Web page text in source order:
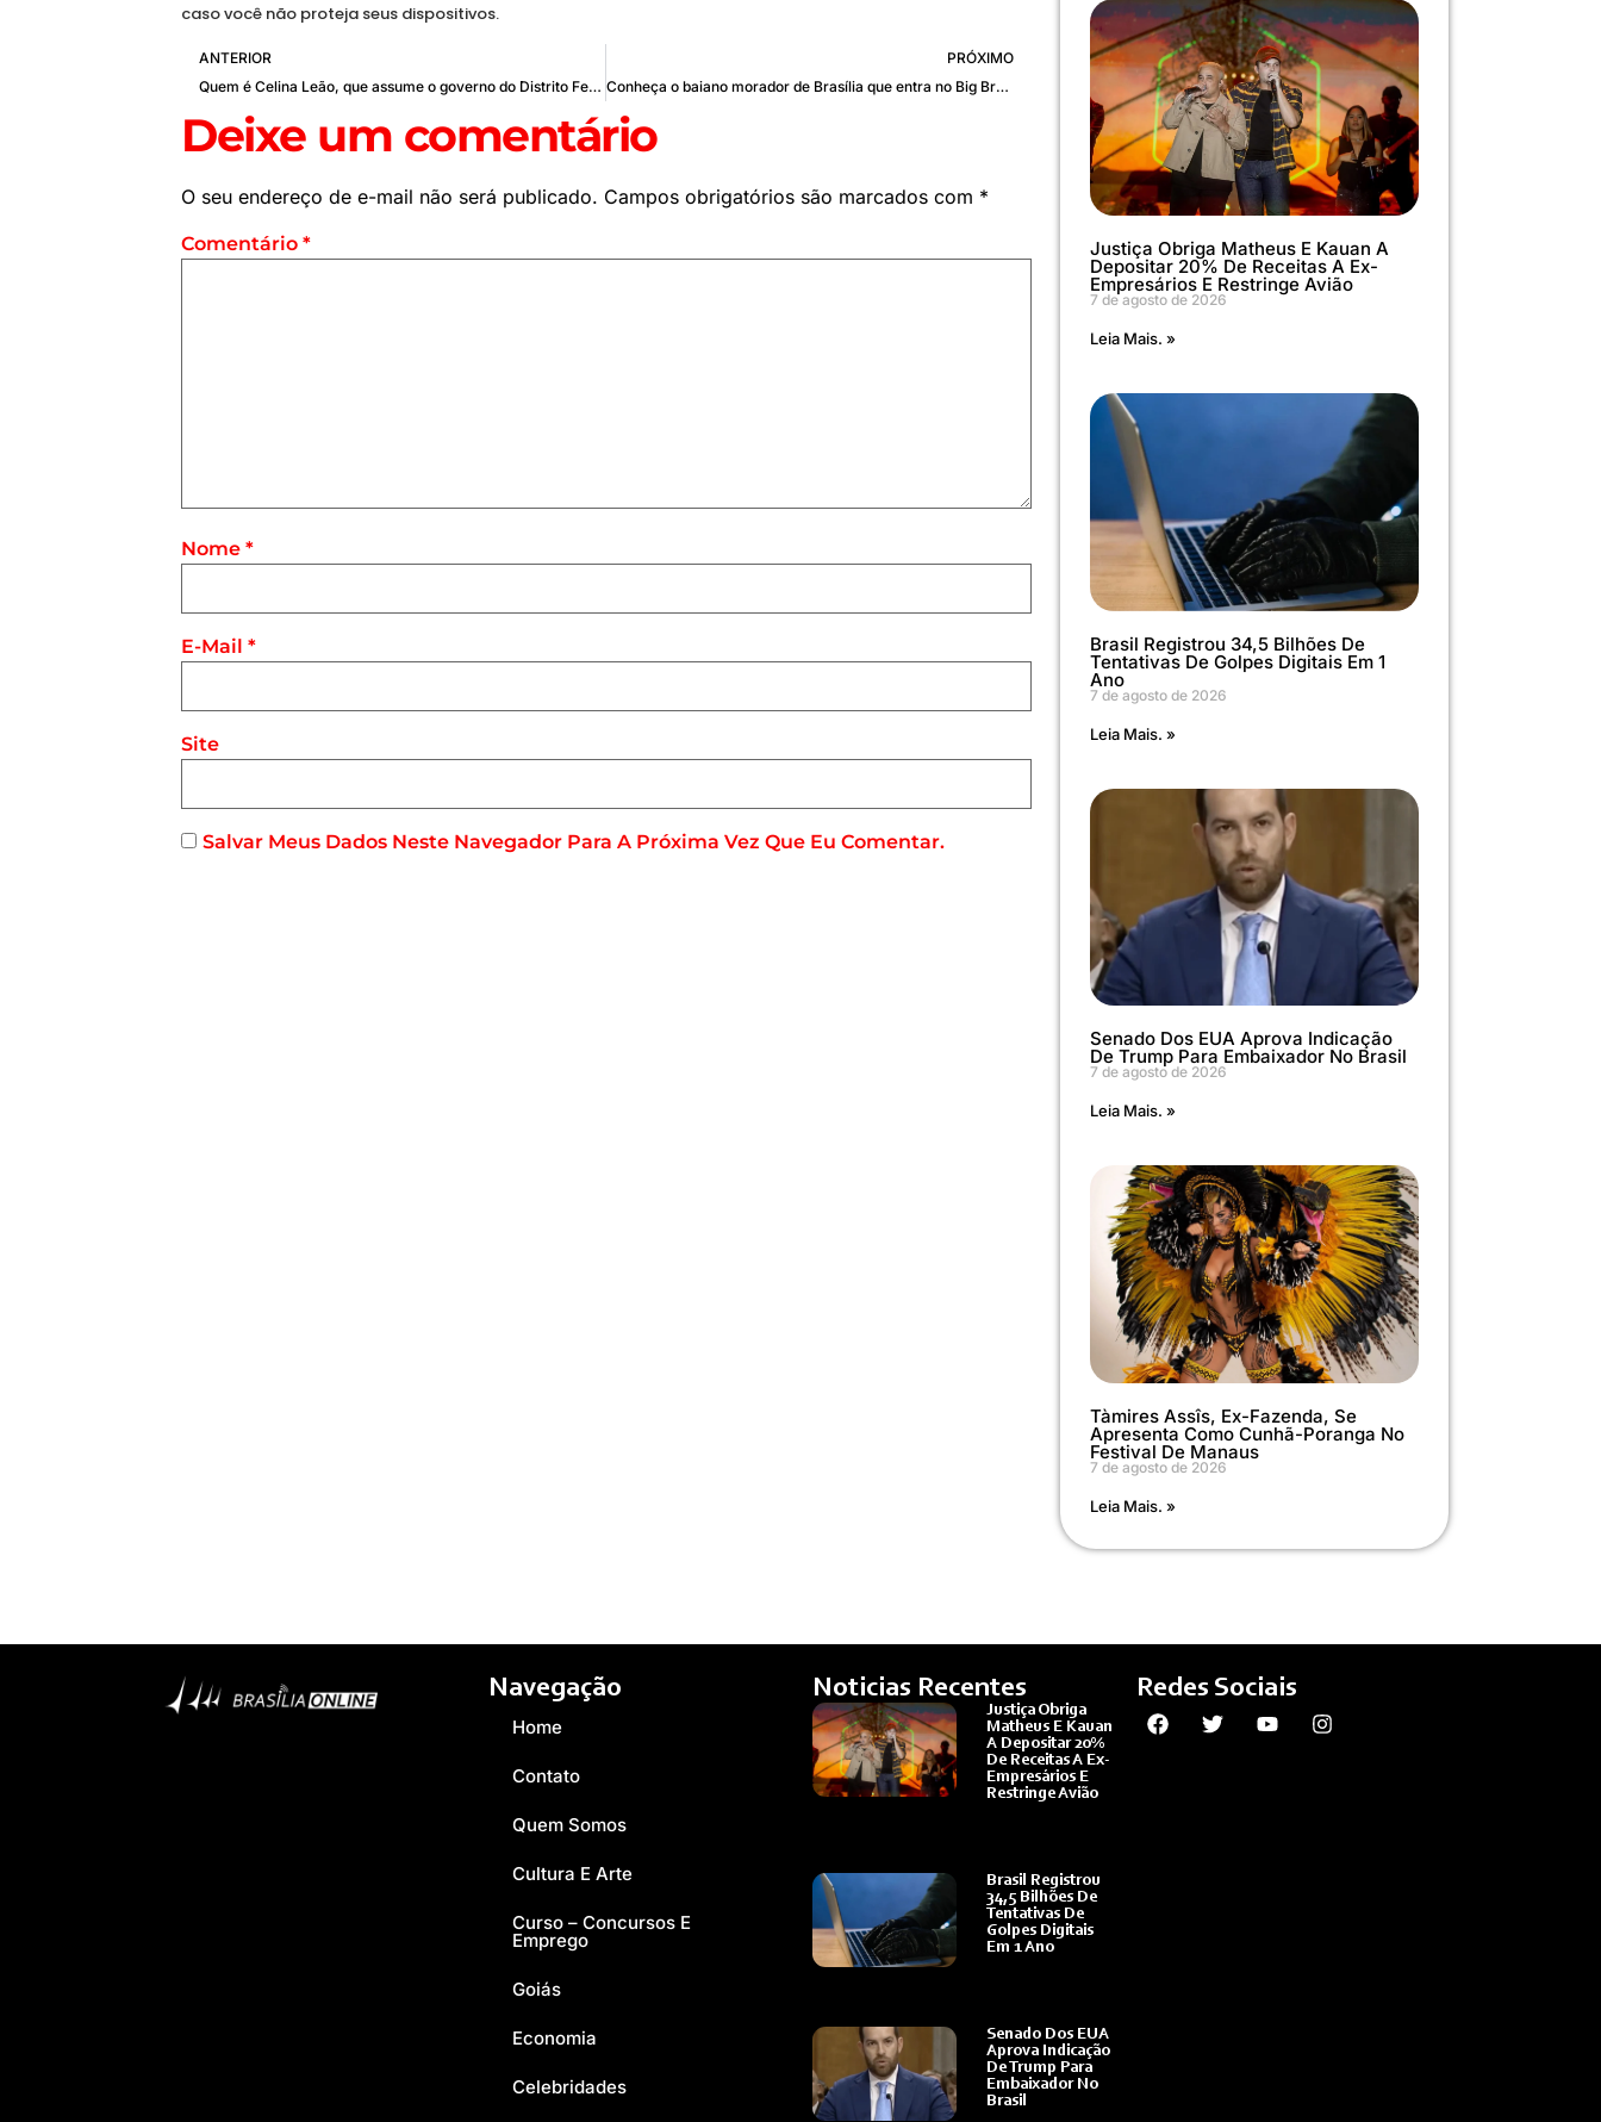
caso você não proteja seus dispositivos.
ANTERIOR
Quem é Celina Leão, que assume o governo do Distrito Federal
PRÓXIMO
Conheça o baiano morador de Brasília que entra no Big Brother Brasil 23
Deixe um comentário
O seu endereço de e-mail não será publicado. Campos obrigatórios são marcados com *
Comentário *
Nome *
E-Mail *
Site
Salvar Meus Dados Neste Navegador Para A Próxima Vez Que Eu Comentar.
Justiça Obriga Matheus E Kauan A
Depositar 20% De Receitas A Ex-
Empresários E Restringe Avião
7 de agosto de 2026
Leia Mais. »
Brasil Registrou 34,5 Bilhões De
Tentativas De Golpes Digitais Em 1
Ano
7 de agosto de 2026
Leia Mais. »
Senado Dos EUA Aprova Indicação
De Trump Para Embaixador No Brasil
7 de agosto de 2026
Leia Mais. »
Tàmires Assîs, Ex-Fazenda, Se
Apresenta Como Cunhã-Poranga No
Festival De Manaus
7 de agosto de 2026
Leia Mais. »
Navegação
Home
Contato
Quem Somos
Cultura E Arte
Curso – Concursos E
Emprego
Goiás
Economia
Celebridades
Noticias Recentes
Justiça Obriga
Matheus E Kauan
A Depositar 20%
De Receitas A Ex-
Empresários E
Restringe Avião
Brasil Registrou
34,5 Bilhões De
Tentativas De
Golpes Digitais
Em 1 Ano
Senado Dos EUA
Aprova Indicação
De Trump Para
Embaixador No
Brasil
Redes Sociais